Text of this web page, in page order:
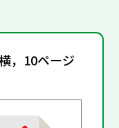
，10ページ